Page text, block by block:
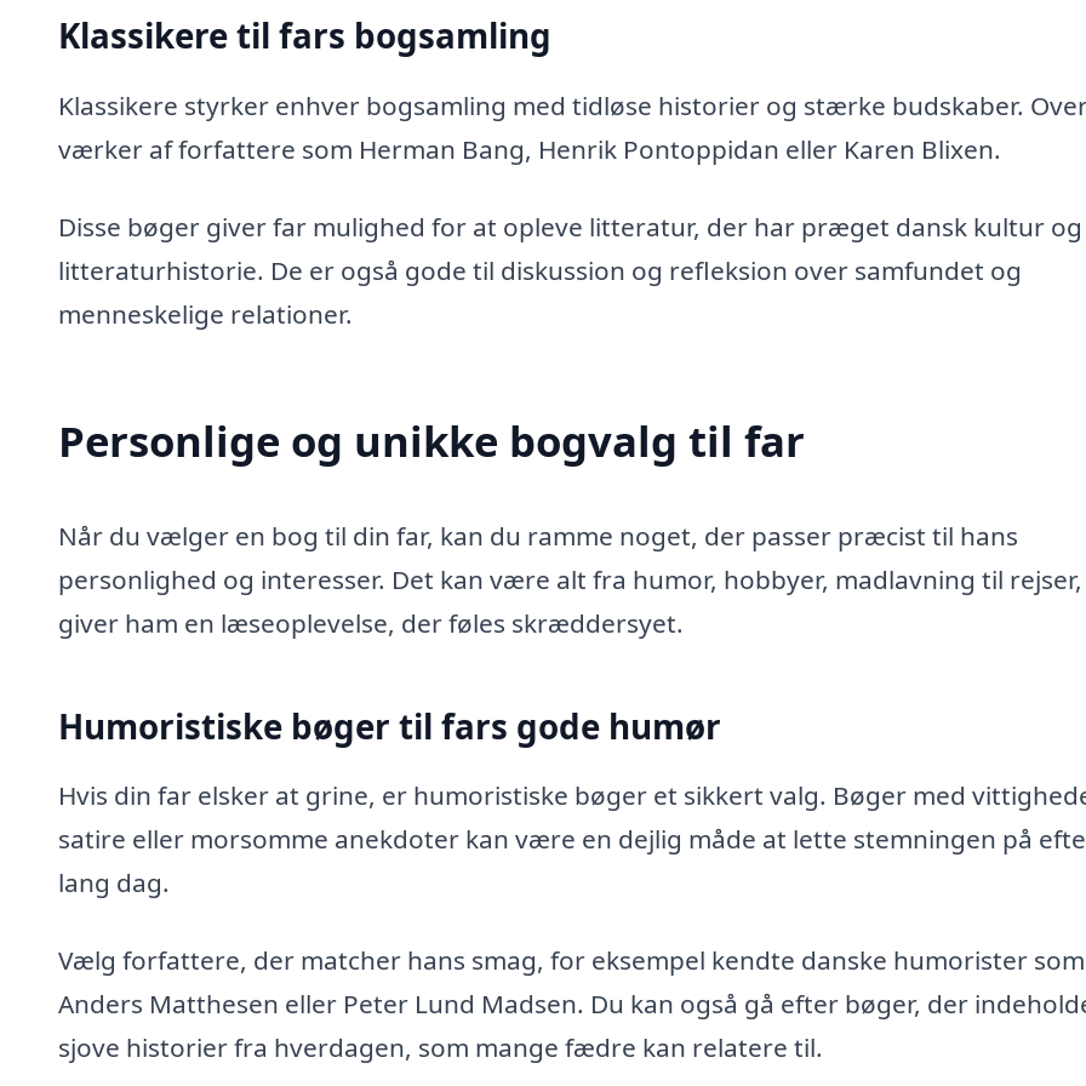
Klassikere til fars bogsamling
Klassikere styrker enhver bogsamling med tidløse historier og stærke budskaber.
værker af forfattere som Herman Bang, Henrik Pontoppidan eller Karen Blixen.
Disse bøger giver far mulighed for at opleve litteratur, der har præget dansk kultur og
litteraturhistorie. De er også gode til diskussion og refleksion over samfundet og
menneskelige relationer.
Personlige og unikke bogvalg til far
Når du vælger en bog til din far, kan du ramme noget, der passer præcist til hans
personlighed og interesser. Det kan være alt fra humor, hobbyer, madlavning til
giver ham en læseoplevelse, der føles skræddersyet.
Humoristiske bøger til fars gode humør
Hvis din far elsker at grine, er humoristiske bøger et sikkert valg. Bøger med
satire eller morsomme anekdoter kan være en dejlig måde at lette stemningen på
lang dag.
Vælg forfattere, der matcher hans smag, for eksempel kendte danske humorister som
Anders Matthesen eller Peter Lund Madsen. Du kan også gå efter bøger, der
sjove historier fra hverdagen, som mange fædre kan relatere til.